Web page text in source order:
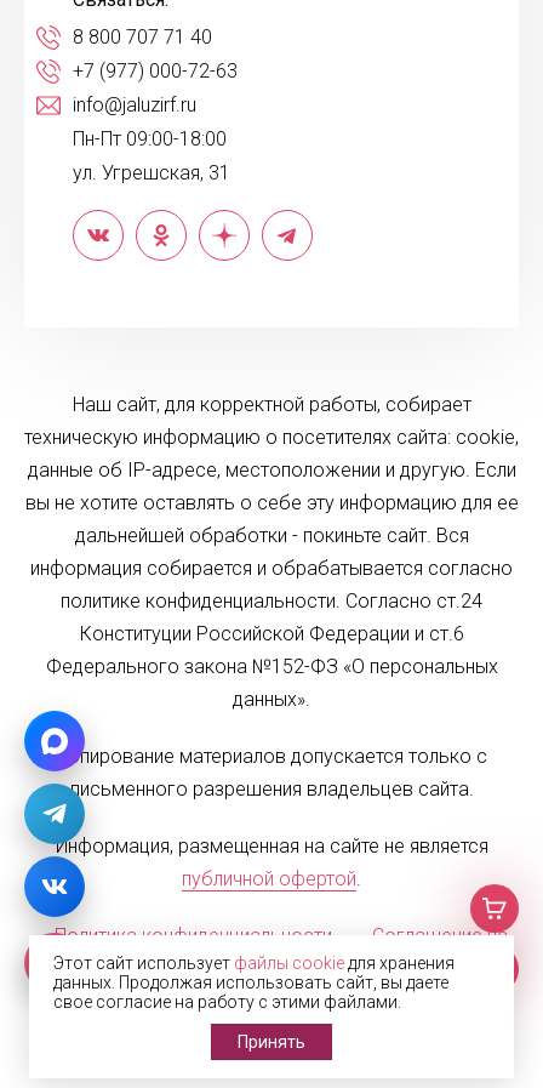
8 800 707 71 40
+7 (977) 000-72-63
info@jaluzirf.ru
Пн-Пт 09:00-18:00
ул. Угрешская, 31
Наш сайт, для корректной работы, собирает
техническую информацию о посетителях сайта: cookie,
данные об IP-адресе, местоположении и другую. Если
вы не хотите оставлять о себе эту информацию для ее
дальнейшей обработки - покиньте сайт. Вся
информация собирается и обрабатывается согласно
политике конфиденциальности. Согласно ст.24
Конституции Российской Федерации и ст.6
Федерального закона №152-ФЗ «О персональных
данных».
Копирование материалов допускается только с
письменного разрешения владельцев сайта.
Информация, размещенная на сайте не является
публичной офертой.
Политика конфиденциальности
Соглашение на
обработку персональных данных
Карта сайта
© 2002—2026 Жалюзи.РФ
Этот сайт использует файлы cookie для хранения
данных. Продолжая использовать сайт, вы даете
свое согласие на работу с этими файлами.
Принять